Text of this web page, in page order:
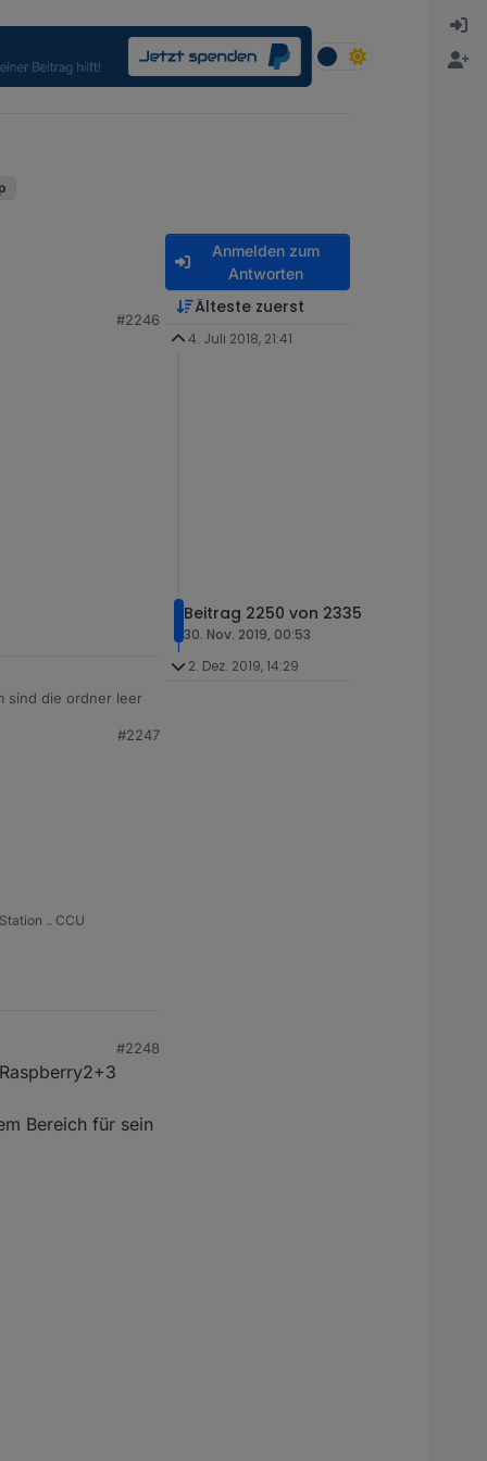
#2246
sind die ordner leer
nodejs,
#2247
.. CCU
#2248
Bereich für sein
Anmelden zum
Antworten
Älteste zuerst
4. Juli 2018, 21:41
Beitrag 2250 von 2335
30. Nov. 2019, 00:53
2. Dez. 2019, 14:29